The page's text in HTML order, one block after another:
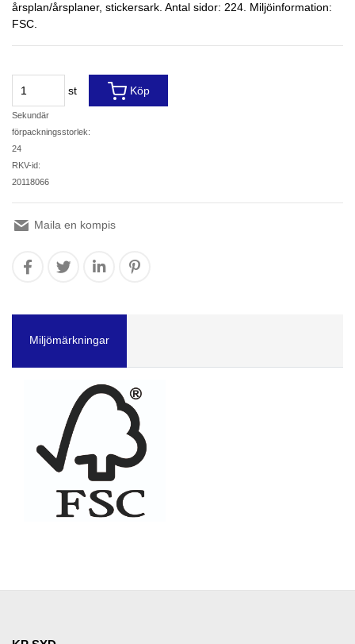
årsplan/årsplaner, stickersark. Antal sidor: 224. Miljöinformation:
FSC.
st
Sekundär
förpackningsstorlek:
24
RKV-id:
20118066
Köp
Maila en kompis
Miljömärkningar